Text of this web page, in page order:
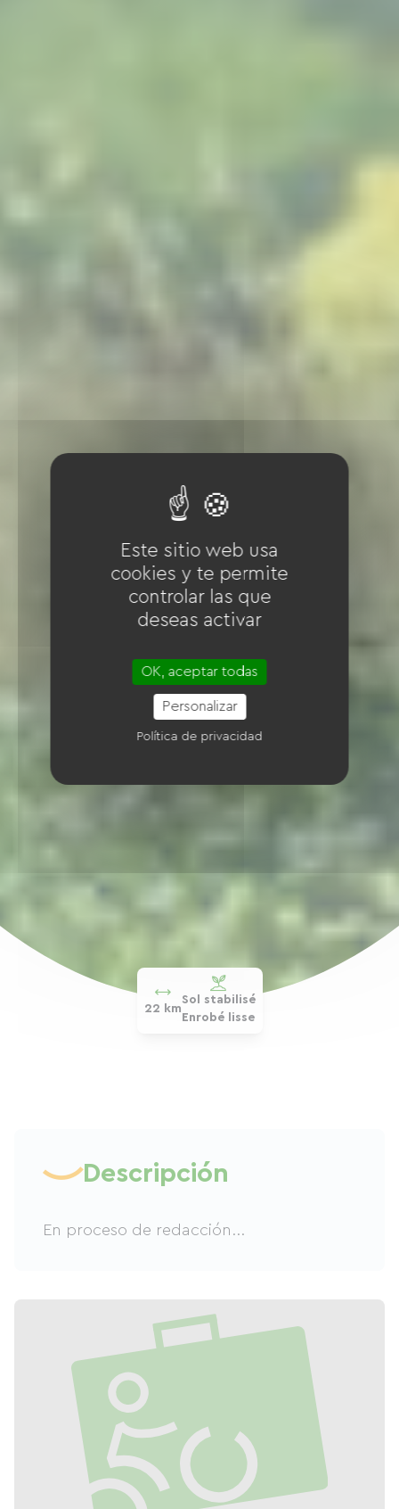
22 km
Sol stabilisé
Enrobé lisse
Descripción
En proceso de redacción...
Este sitio web usa
cookies y te permite
controlar las que
deseas activar
OK, aceptar todas
Personalizar
Política de privacidad